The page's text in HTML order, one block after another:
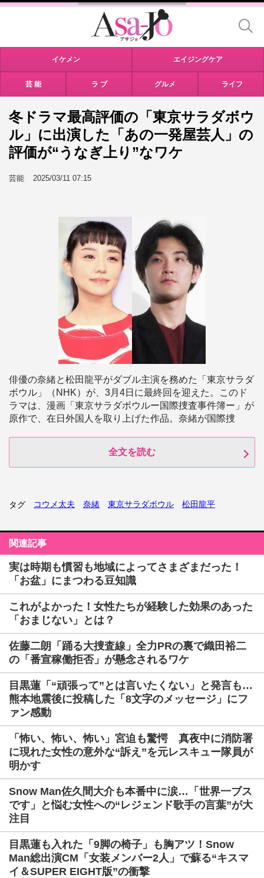
イケメン エイジングケア
芸 能 ラ ブ グルメ ライフ
冬ドラマ最高評価の「東京サラダボウ
ル」に出演した「あの一発屋芸人」の
評価が“うなぎ上り”なワケ
芸能 2025/03/11 07:15
俳優の奈緒と松田龍平がダブル主演を務めた「東京サラダ
ボウル」（NHK）が、3月4日に最終回を迎えた。このド
ラマは、漫画「東京サラダボウルー国際捜査事件簿ー」が
原作で、在日外国人を取り上げた作品。奈緒が国際捜
全文を読む
タグ コウメ太夫 奈緒 東京サラダボウル 松田龍平
関連記事
実は時期も慣習も地域によってさまざまだった！
「お盆」にまつわる豆知識
これがよかった！女性たちが経験した効果のあった
「おまじない」とは？
佐藤二朗「踊る大捜査線」全力PRの裏で織田裕二
の「番宣稼働拒否」が懸念されるワケ
目黒蓮「“頑張って”とは言いたくない」と発言も…
熊本地震後に投稿した「8文字のメッセージ」にフ
ァン感動
「怖い、怖い、怖い」宮迫も驚愕 真夜中に消防署
に現れた女性の意外な“訴え”を元レスキュー隊員が
明かす
Snow Man佐久間大介も本番中に涙…「世界一ブス
です」と悩む女性への“レジェンド歌手の言葉”が大
注目
目黒蓮も入れた「9脚の椅子」も胸アツ！Snow
Man総出演CM「女装メンバー2人」で蘇る“キスマ
イ＆SUPER EIGHT版”の衝撃